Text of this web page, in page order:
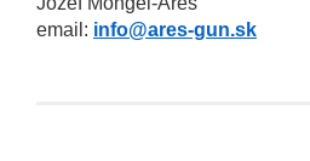
email: info@ares-gun.sk